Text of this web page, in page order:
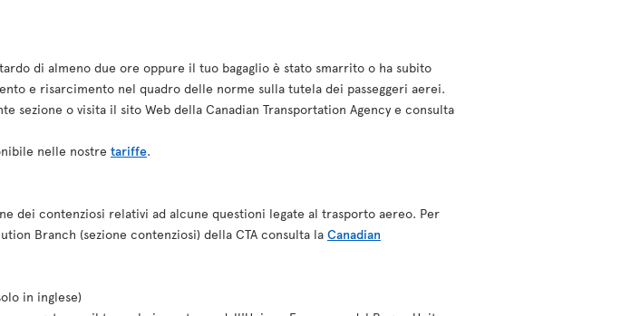
di almeno due ore oppure il tuo bagaglio è stato smarrito o ha subito
e risarcimento nel quadro delle norme sulla tutela dei passeggeri aerei.
o visita il sito Web della Canadian Transportation Agency e consulta
nelle nostre tariffe.
dei contenziosi relativi ad alcune questioni legate al trasporto aereo. Per
Branch (sezione contenziosi) della CTA consulta la Canadian
in inglese)